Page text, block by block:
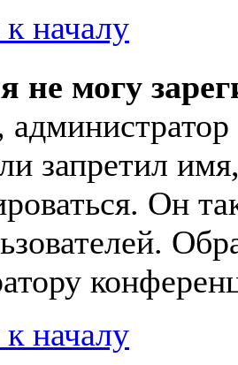
началу
не могу
запретил
Он
началу